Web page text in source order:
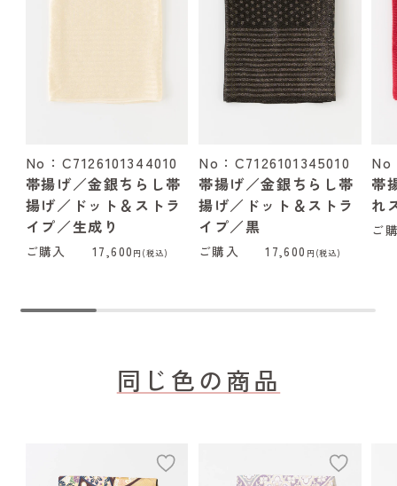
No：C7126101344010
帯揚げ／金銀ちらし帯
揚げ／ドット＆ストラ
イプ／生成り
ご購入 17,600 円(税込)
No：C7126101345010
帯揚げ／金銀ちらし帯
揚げ／ドット＆ストラ
イプ／黒
ご購入 17,600 円(税込)
No
帯
れ
ご
同じ色の商品